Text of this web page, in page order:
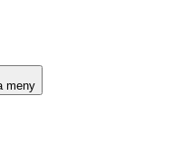
meny